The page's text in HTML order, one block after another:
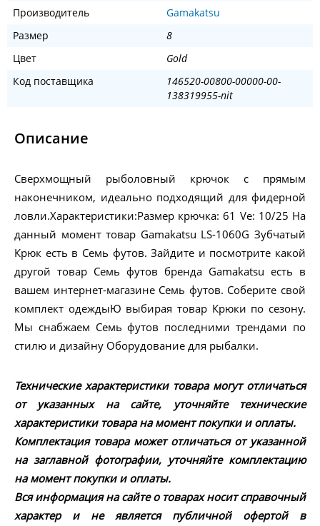
Производитель
Gamakatsu
Размер
8
Цвет
Gold
Код поставщика
146520-00800-00000-00-
138319955-nit
Описание
Сверхмощный рыболовный крючок с прямым
наконечником, идеально подходящий для фидерной
ловли.Характеристики:Размер крючка: 61 Ve: 10/25 На
данный момент товар Gamakatsu LS-1060G Зубчатый
Крюк есть в Семь футов. Зайдите и посмотрите какой
другой товар Семь футов бренда Gamakatsu есть в
вашем интернет-магазине Семь футов. Соберите свой
комплект одеждыЮ выбирая товар Крюки по сезону.
Мы снабжаем Семь футов последними трендами по
стилю и дизайну Оборудование для рыбалки.
Технические характеристики товара могут отличаться
от указанных на сайте, уточняйте технические
характеристики товара на момент покупки и оплаты.
Комплектация товара может отличаться от указанной
на заглавной фотографии, уточняйте комплектацию
на момент покупки и оплаты.
Вся информация на сайте о товарах носит справочный
характер и не является публичной офертой в